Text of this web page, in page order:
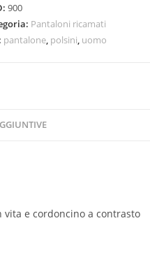
900
Pantaloni ricamati
pantalone, polsini, uomo
e cordoncino a contrasto